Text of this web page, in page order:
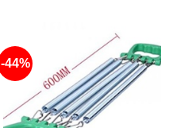
-44%